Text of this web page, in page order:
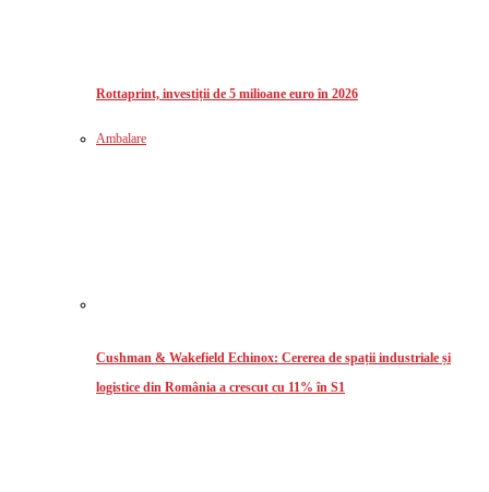
Rottaprint, investiții de 5 milioane euro în 2026
Ambalare
Cushman & Wakefield Echinox: Cererea de spații industriale și
logistice din România a crescut cu 11% în S1